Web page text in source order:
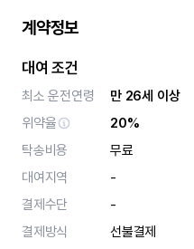
계약정보
대여 조건
최소 운전연령
만 26세 이상
위약율
20%
탁송비용
무료
대여지역
-
결제수단
-
결제방식
선불결제